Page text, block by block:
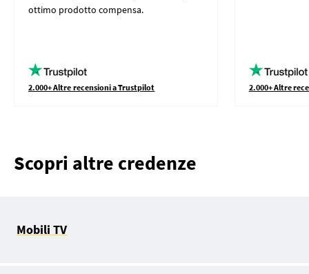
ottimo prodotto compensa.
2.000+ Altre recensioni a Trustpilot 2.000+ Altre
Scopri altre credenze
Mobili TV